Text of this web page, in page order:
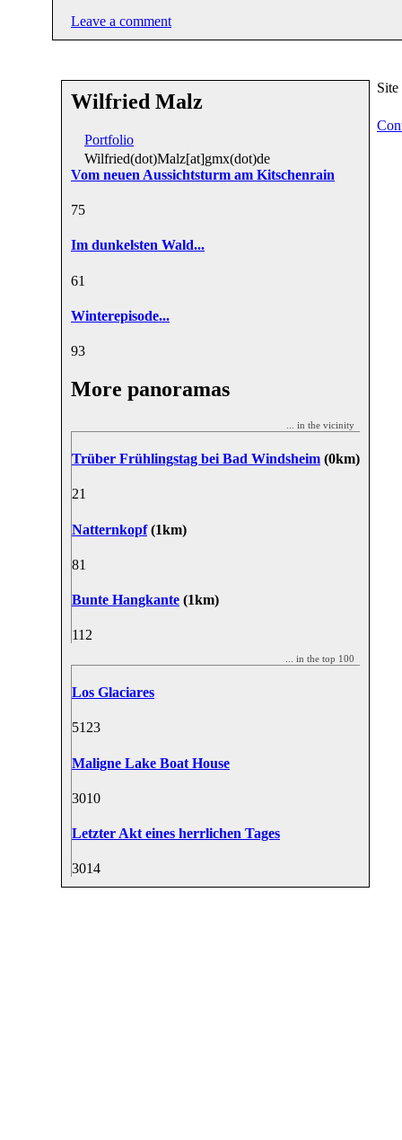
Leave a comment
Wilfried Malz
Portfolio
Wilfried(dot)Malz[at]gmx(dot)de
Vom neuen Aussichtsturm am Kitschenrain
75
Im dunkelsten Wald...
61
Winterepisode...
93
More panoramas
... in the vicinity
Trüber Frühlingstag bei Bad Windsheim (0km)
21
Natternkopf(1km)
81
Bunte Hangkante (1km)
112
... in the top 100
Los Glaciares
5123
Maligne Lake Boat House
3010
Letzter Akt eines herrlichen Tages
3014